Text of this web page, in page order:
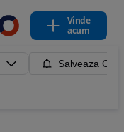
Vinde
acum
Salveaza